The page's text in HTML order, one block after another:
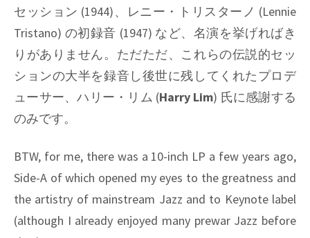
セッション (1944)、レニー・トリスターノ (Lennie
Tristano) の初録音 (1947) など、名演を挙げればき
りがありません。ただただ、これらの伝説的セッ
ションの大半を録音し後世に残してくれたプロデ
ューサー、ハリー・リム (Harry Lim) 氏に感謝する
のみです。
BTW, for me, there was a 10-inch LP a few years ago,
Side-A of which opened my eyes to the greatness and
the artistry of mainstream Jazz and to Keynote label
(although I already enjoyed many prewar Jazz before